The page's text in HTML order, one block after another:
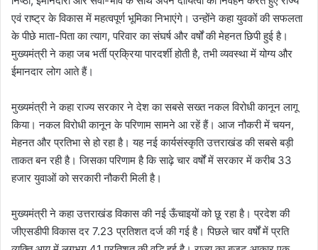
एवं राष्ट्र के विकास में महत्वपूर्ण भूमिका निभाएंगे। उन्होंने कहा युवकों की सफलता
के पीछे माता-पिता का त्याग, परिवार का संघर्ष और वर्षों की मेहनत छिपी हुई है।
मुख्यमंत्री ने कहा जब भर्ती प्रक्रिया पारदर्शी होती है, तभी व्यवस्था में योग्य और
ईमानदार लोग आते हैं।
मुख्यमंत्री ने कहा राज्य सरकार ने देश का सबसे सख्त नकल विरोधी कानून लागू
किया। नकल विरोधी कानून के परिणाम सामने आ रहें हैं। आज नौकरी में चयन,
मेहनत और प्रतिभा से हो रहा है। यह नई कार्यसंस्कृति उत्तराखंड की सबसे बड़ी
ताकत बन रही है। जिसका परिणाम है कि साढ़े चार वर्षों में सरकार में करीब 33
हजार युवाओं को सरकारी नौकरी मिली है।
मुख्यमंत्री ने कहा उत्तराखंड विकास की नई ऊँचाइयों को छू रहा है। प्रदेश की
जीएसडीपी विकास दर 7.23 प्रतिशत दर्ज की गई है। पिछले चार वर्षों में प्रति